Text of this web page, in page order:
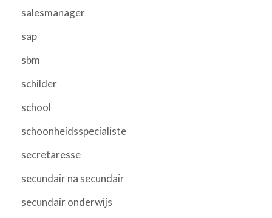
salesmanager
sap
sbm
schilder
school
schoonheidsspecialiste
secretaresse
secundair na secundair
secundair onderwijs